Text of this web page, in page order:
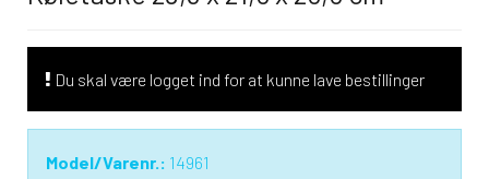
Du skal være logget ind for at kunne lave bestillinger
Model/Varenr.: 14961